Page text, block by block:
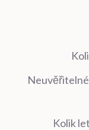
Kolik